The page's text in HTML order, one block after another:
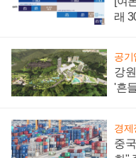
래
공기
강
'흔
경제
중